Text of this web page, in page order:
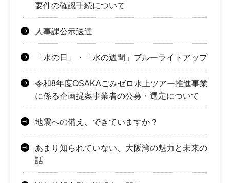
要件の確認手続について
人事課公示送達
「水の日」・「水の週間」ブルーライトアップ
令和8年度OSAKAごみゼロ水上ツアー推進事業
に係る企画提案事業者の公募・選定について
地震への備え、できていますか？
あまり知られていない、大阪湾の魅力と未来の
話